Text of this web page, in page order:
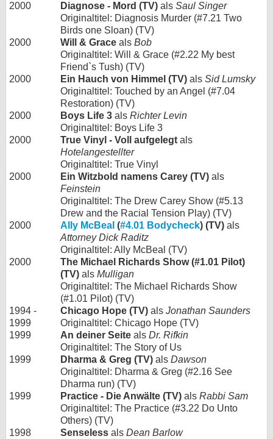
2000
Diagnose - Mord (TV) als Saul Singer
Originaltitel: Diagnosis Murder (#7.21 Two
Birds one Sloan) (TV)
2000
Will & Grace als Bob
Originaltitel: Will & Grace (#2.22 My best
Friend`s Tush) (TV)
2000
Ein Hauch von Himmel (TV) als Sid Lumsky
Originaltitel: Touched by an Angel (#7.04
Restoration) (TV)
2000
Boys Life 3 als Richter Levin
Originaltitel: Boys Life 3
2000
True Vinyl - Voll aufgelegt als
Hotelangestellter
Originaltitel: True Vinyl
2000
Ein Witzbold namens Carey (TV) als
Feinstein
Originaltitel: The Drew Carey Show (#5.13
Drew and the Racial Tension Play) (TV)
2000
Ally McBeal (#4.01 Bodycheck) (TV) als
Attorney Dick Raditz
Originaltitel: Ally McBeal (TV)
2000
The Michael Richards Show (#1.01 Pilot)
(TV) als Mulligan
Originaltitel: The Michael Richards Show
(#1.01 Pilot) (TV)
1994 -
1999
Chicago Hope (TV) als Jonathan Saunders
Originaltitel: Chicago Hope (TV)
1999
An deiner Seite als Dr. Rifkin
Originaltitel: The Story of Us
1999
Dharma & Greg (TV) als Dawson
Originaltitel: Dharma & Greg (#2.16 See
Dharma run) (TV)
1999
Practice - Die Anwälte (TV) als Rabbi Sam
Originaltitel: The Practice (#3.22 Do Unto
Others) (TV)
1998
Senseless als Dean Barlow